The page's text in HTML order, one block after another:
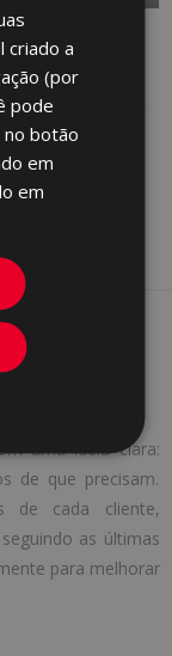
uma ideia clara:
de que precisam.
de cada cliente,
as últimas
para melhorar
GERMAN
PORTUGUESE
criado a
(por
pode
no botão
em
em